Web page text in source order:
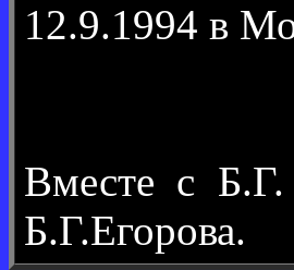
12.9.1994 в
Вместе с
Б.Г.Егорова.